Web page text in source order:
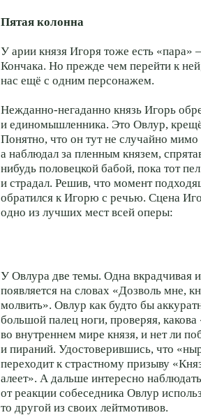
Пятая колонна
У арии князя Игоря тоже есть «пара»
Кончака. Но прежде чем перейти к
нас ещё с одним персонажем.
Нежданно-негаданно князь Игорь
и единомышленника. Это Овлур,
Понятно, что он тут не случайно
а наблюдал за пленным князем,
нибудь половецкой бабой, пока тот
и страдал. Решив, что момент
обратился к Игорю с речью. Сцена
одно из лучших мест всей оперы:
У Овлура две темы. Одна вкрадчивая
появляется на словах «Дозволь мне,
молвить». Овлур как будто бы
большой палец ноги, проверяя, какова
во внутреннем мире князя, и нет ли
и пираний. Удостоверившись, что
переходит к страстному призыву
алеет». А дальше интересно
от реакции собеседника Овлур
то другой из своих лейтмотивов.